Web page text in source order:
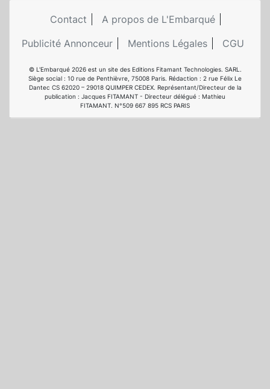
Contact
A propos de L'Embarqué
Publicité Annonceur
Mentions Légales CGU
© L'Embarqué 2026 est un site des Editions Fitamant Technologies. SARL.
Siège social : 10 rue de Penthièvre, 75008 Paris. Rédaction : 2 rue Félix Le
Dantec CS 62020 – 29018 QUIMPER CEDEX. Représentant/Directeur de la
publication : Jacques FITAMANT - Directeur délégué : Mathieu
FITAMANT. N°509 667 895 RCS PARIS